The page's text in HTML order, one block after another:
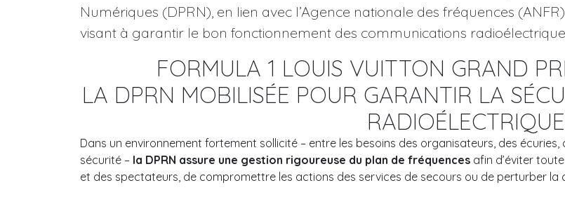
Numériques (DPRN), en lien avec l’Agence nationale des fréquences
visant à garantir le bon fonctionnement des communications
FORMULA 1 LOUIS VUITTON GRAND
LA DPRN MOBILISÉE POUR GARANTIR LA
Dans un environnement fortement sollicité – entre les besoins des organisateurs, des
sécurité – la DPRN assure une gestion rigoureuse du plan de fréquences afin d’éviter
et des spectateurs, de compromettre les actions des services de secours ou de perturber la